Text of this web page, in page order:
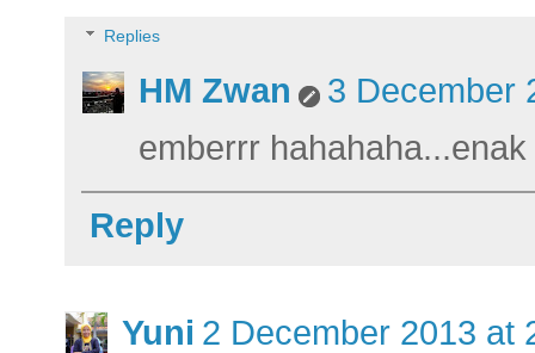
Replies
HM Zwan
3 December
emberrr
Reply
Yuni 2 December 2013 at